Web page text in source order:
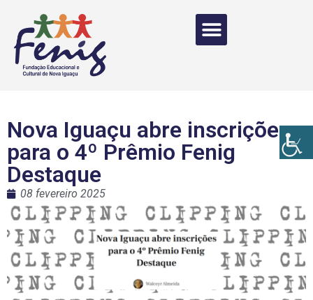
Nova Iguaçu abre inscrições
para o 4º Prêmio Fenig
Destaque
08 fevereiro 2025